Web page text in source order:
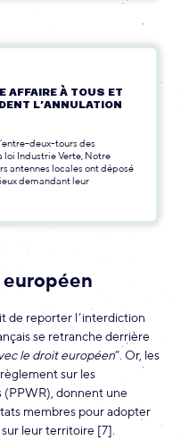
AFFAIRE À TOUS ET
L’ANNULATION
deux-tours des
loi Industrie Verte, Notre
antennes locales ont déposé
demandant leur
de reporter l’interdiction
se retranche derrière
le droit européen”. Or, les
sur les
(PPWR), donnent une
membres pour adopter
leur territoire [7].